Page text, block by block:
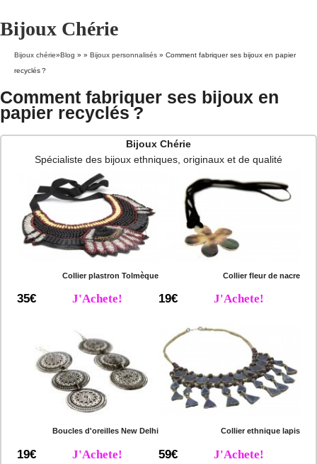
Bijoux Chérie
Bijoux chérie»Blog » » Bijoux personnalisés » Comment fabriquer ses bijoux en papier
recyclés ?
Comment fabriquer ses bijoux en
papier recyclés ?
Bijoux Chérie
Spécialiste des bijoux ethniques, originaux et de qualité
Collier plastron Tolmèque
35€ J'Achete!
Collier fleur de nacre
19€ J'Achete!
Boucles d'oreilles New Delhi
19€ J'Achete!
Collier ethnique lapis
59€ J'Achete!